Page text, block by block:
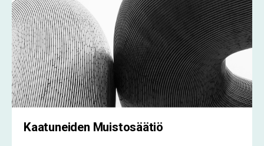
Kaatuneiden Muistosäätiö